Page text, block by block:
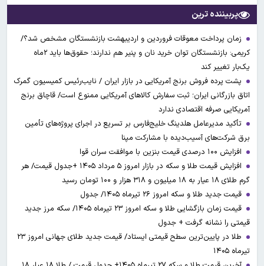
پربیننده ترین
زمان پرداخت معوقات فروردین و اردیبهشت بازنشستگان مشخص شد؟/
کریمی: بازنشستگان توان خرید نان و پنیر هم ندارند؛ حقوق‌ها باید ۲ماه
یک‌بار تغییر کند
پشت پرده فروش برنج آمریکایی در بازار ایران / نایب‌رئیس کمیسیون گمرک
اتاق بازرگانی ایران؛ ثبت سفارش کالاهای آمریکایی ممنوع است/ قاچاق برنج
آمریکایی صرفه اقتصادی ندارد
تأکید مدیرعامل هلدینگ خلیج‌فارس بر تسریع در اجرای پروژه‌های تأمین
برق شرکت‌های آسیب‌دیده با مشارکت مپنا
افزایش ۱۰۰ درصدی قیمت بنزین با موافقت سران قوا
افزایش قیمت طلا و سکه در بازار امروز ۵ مرداد ۱۴۰۵ +جدول قیمت/ هر
گرم طلای ۱۸ عیار به ۱۸ میلیون و ۳۱۸ هزار و ۱۰۰ تومان رسید
قیمت جدید طلا و سکه امروز ۲۶ تیرماه ۱۴۰۵/ جدول
قیمت زمان بازگشایی طلا و سکه امروز ۲۳ تیرماه ۱۴۰۵/ سکه مرز جدید
قیمتی را نشانه گرفت + جدول
طلا در پایین‌ترین سطح قیمتی ایستاد/ قیمت جدید طلای جهانی امروز ۲۳
تیرماه ۱۴۰۵